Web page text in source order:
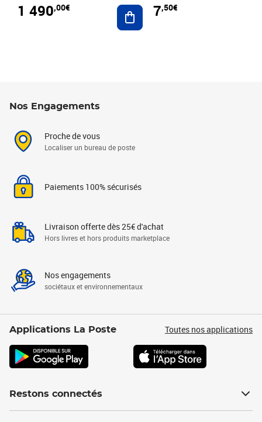
1 490,00€ Ajouter au panier
7,50€
Nos Engagements
Proche de vous
Localiser un bureau de poste
Paiements 100% sécurisés
Livraison offerte dès 25€ d'achat
Hors livres et hors produits marketplace
Nos engagements
sociétaux et environnementaux
Applications La Poste Toutes nos applications
Restons connectés